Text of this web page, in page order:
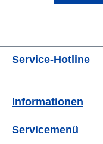
Service-Hotline
Informationen
Servicemenü